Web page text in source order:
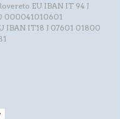
EU IBAN IT 94 J
000041010601
IBAN IT18 J 07601 01800